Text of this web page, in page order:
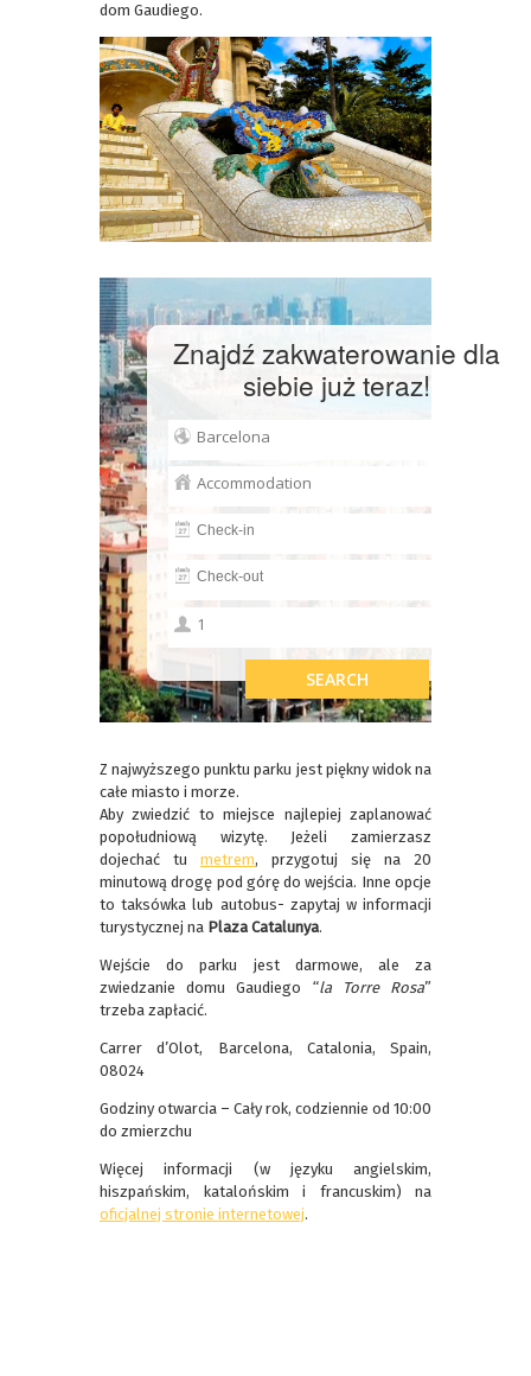
dom Gaudiego.
Znajdź zakwaterowanie dla
siebie już teraz!
Z najwyższego punktu parku jest piękny widok na
całe miasto i morze.
Aby zwiedzić to miejsce najlepiej zaplanować
popołudniową wizytę. Jeżeli zamierzasz
dojechać tu metrem, przygotuj się na 20
minutową drogę pod górę do wejścia. Inne opcje
to taksówka lub autobus- zapytaj w informacji
turystycznej na Plaza Catalunya.
Wejście do parku jest darmowe, ale za
zwiedzanie domu Gaudiego “la Torre Rosa”
trzeba zapłacić.
Carrer d’Olot, Barcelona, Catalonia, Spain,
08024
Godziny otwarcia – Cały rok, codziennie od 10:00
do zmierzchu
Więcej informacji (w języku angielskim,
hiszpańskim, katalońskim i francuskim) na
oficjalnej stronie internetowej.